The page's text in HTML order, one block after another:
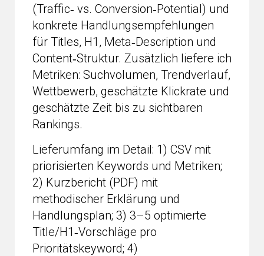
(Traffic‑ vs. Conversion‑Potential) und
konkrete Handlungsempfehlungen
für Titles, H1, Meta‑Description und
Content‑Struktur. Zusätzlich liefere ich
Metriken: Suchvolumen, Trendverlauf,
Wettbewerb, geschätzte Klickrate und
geschätzte Zeit bis zu sichtbaren
Rankings.
Lieferumfang im Detail: 1) CSV mit
priorisierten Keywords und Metriken;
2) Kurzbericht (PDF) mit
methodischer Erklärung und
Handlungsplan; 3) 3–5 optimierte
Title/H1‑Vorschläge pro
Prioritätskeyword; 4)